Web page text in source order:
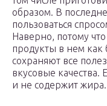
образом. В
пользоваться
Наверно, потому
продукты в нем как
сохраняют все
вкусовые качества.
и не содержит жира.